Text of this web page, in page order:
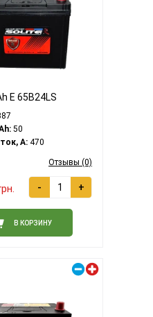
Е 65B24LS
50
A:470
Отзывы (0)
- +
В КОРЗИНУ